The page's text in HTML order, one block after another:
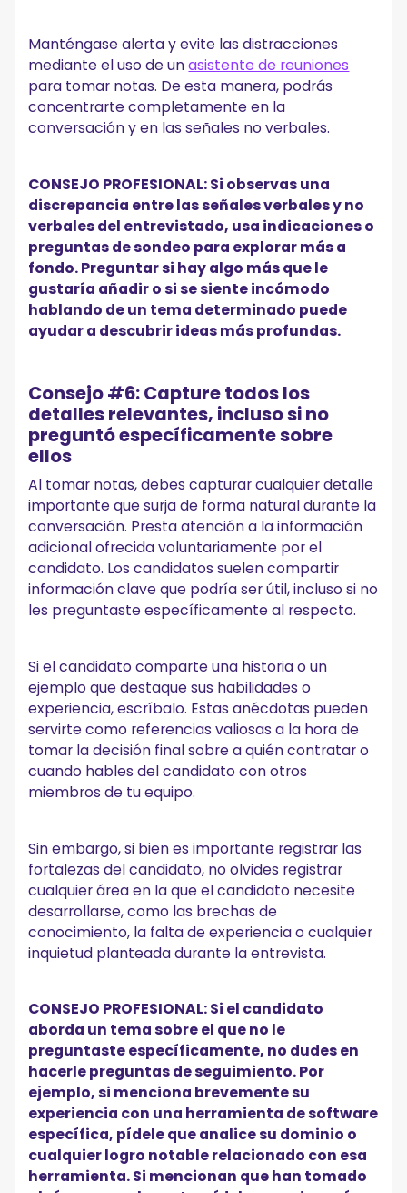
Manténgase alerta y evite las distracciones
mediante el uso de unasistente de reuniones
para tomar notas. De esta manera, podrás
concentrarte completamente en la
conversación y en las señales no verbales.
CONSEJO PROFESIONAL: Si observas una
discrepancia entre las señales verbales y no
verbales del entrevistado, usa indicaciones o
preguntas de sondeo para explorar más a
fondo. Preguntar si hay algo más que le
gustaría añadir o si se siente incómodo
hablando de un tema determinado puede
ayudar a descubrir ideas más profundas.
Consejo #6: Capture todos los
detalles relevantes, incluso si no
preguntó específicamente sobre
ellos
Al tomar notas, debes capturar cualquier detalle
importante que surja de forma natural durante la
conversación. Presta atención a la información
adicional ofrecida voluntariamente por el
candidato. Los candidatos suelen compartir
información clave que podría ser útil, incluso si no
les preguntaste específicamente al respecto.
Si el candidato comparte una historia o un
ejemplo que destaque sus habilidades o
experiencia, escríbalo. Estas anécdotas pueden
servirte como referencias valiosas a la hora de
tomar la decisión final sobre a quién contratar o
cuando hables del candidato con otros
miembros de tu equipo.
Sin embargo, si bien es importante registrar las
fortalezas del candidato, no olvides registrar
cualquier área en la que el candidato necesite
desarrollarse, como las brechas de
conocimiento, la falta de experiencia o cualquier
inquietud planteada durante la entrevista.
CONSEJO PROFESIONAL: Si el candidato
aborda un tema sobre el que no le
preguntaste específicamente, no dudes en
hacerle preguntas de seguimiento. Por
ejemplo, si menciona brevemente su
experiencia con una herramienta de software
específica, pídele que analice su dominio o
cualquier logro notable relacionado con esa
herramienta. Si mencionan que han tomado